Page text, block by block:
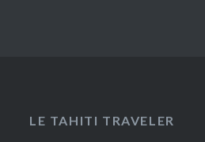
LE TAHITI TRAVELER